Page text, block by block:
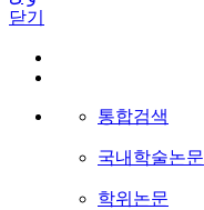
닫기
통합검색
국내학술논문
학위논문